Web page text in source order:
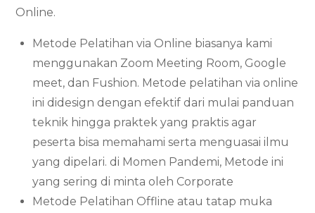
Online.
Metode Pelatihan via Online biasanya kami
menggunakan Zoom Meeting Room, Google
meet, dan Fushion. Metode pelatihan via online
ini didesign dengan efektif dari mulai panduan
teknik hingga praktek yang praktis agar
peserta bisa memahami serta menguasai ilmu
yang dipelari. di Momen Pandemi, Metode ini
yang sering di minta oleh Corporate
Metode Pelatihan Offline atau tatap muka